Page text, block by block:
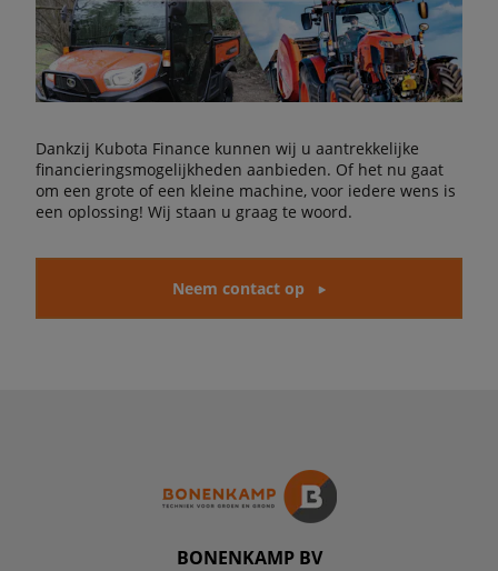
Dankzij Kubota Finance kunnen wij u aantrekkelijke
financieringsmogelijkheden aanbieden. Of het nu gaat
om een grote of een kleine machine, voor iedere wens is
een oplossing! Wij staan u graag te woord.
Neem contact op
BONENKAMP BV